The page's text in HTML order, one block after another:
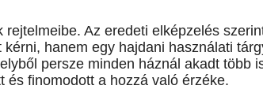
Az eredeti elképzelés
hanem egy hajdani használati
persze minden háznál akadt több
és finomodott a hozzá való érzéke.